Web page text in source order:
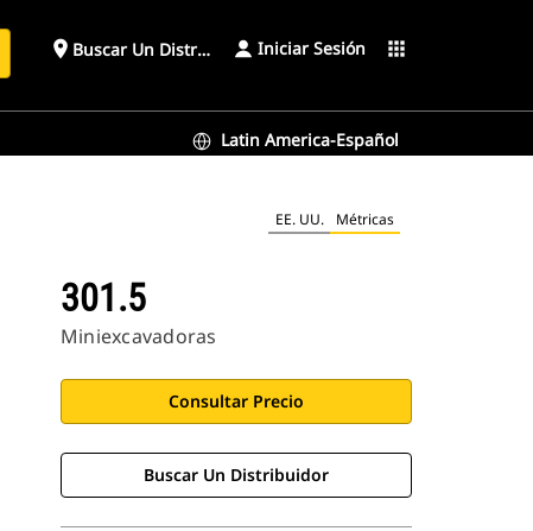
place Buscar Un Distribuidor Iniciar Sesión apps
Latin America-Español
EE. UU. Métricas
301.5
Miniexcavadoras
Consultar Precio
Buscar Un Distribuidor